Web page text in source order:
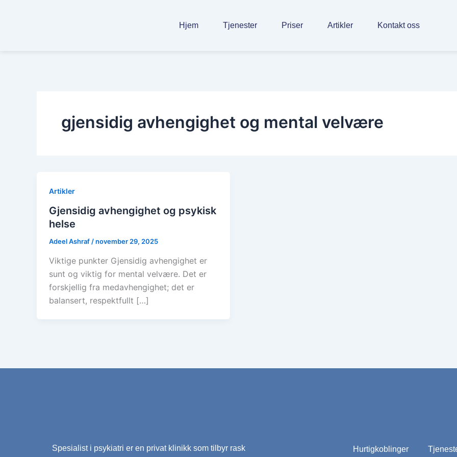
Hjem Tjenester Priser Artikler Kontakt oss
gjensidig avhengighet og mental velvære
Artikler
Gjensidig avhengighet og psykisk
helse
Adeel Ashraf/november 29, 2025
Viktige punkter Gjensidig avhengighet er
sunt og viktig for mental velvære. Det er
forskjellig fra medavhengighet; det er
balansert, respektfullt […]
Spesialist i psykiatri er en privat klinikk som tilbyr rask Hurtigkoblinger